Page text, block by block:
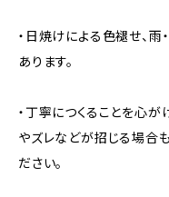
・日焼けによる色褪せ、
あります。
・丁寧につくることを心が
やズレなどが招じる場合も
ださい。